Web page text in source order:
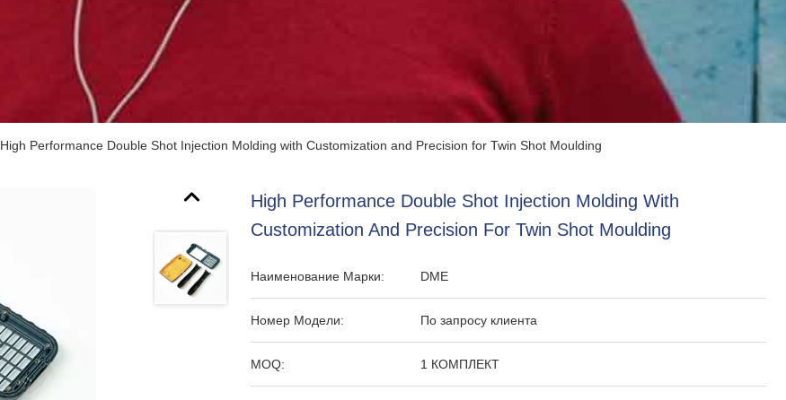
High Performance Double Shot Injection Molding with Customization and Precision for Twin Shot Moulding
High Performance Double Shot Injection Molding With
Customization And Precision For Twin Shot Moulding
Наименование Марки: DME
Номер Модели: По запросу клиента
MOQ: 1 КОМПЛЕКТ